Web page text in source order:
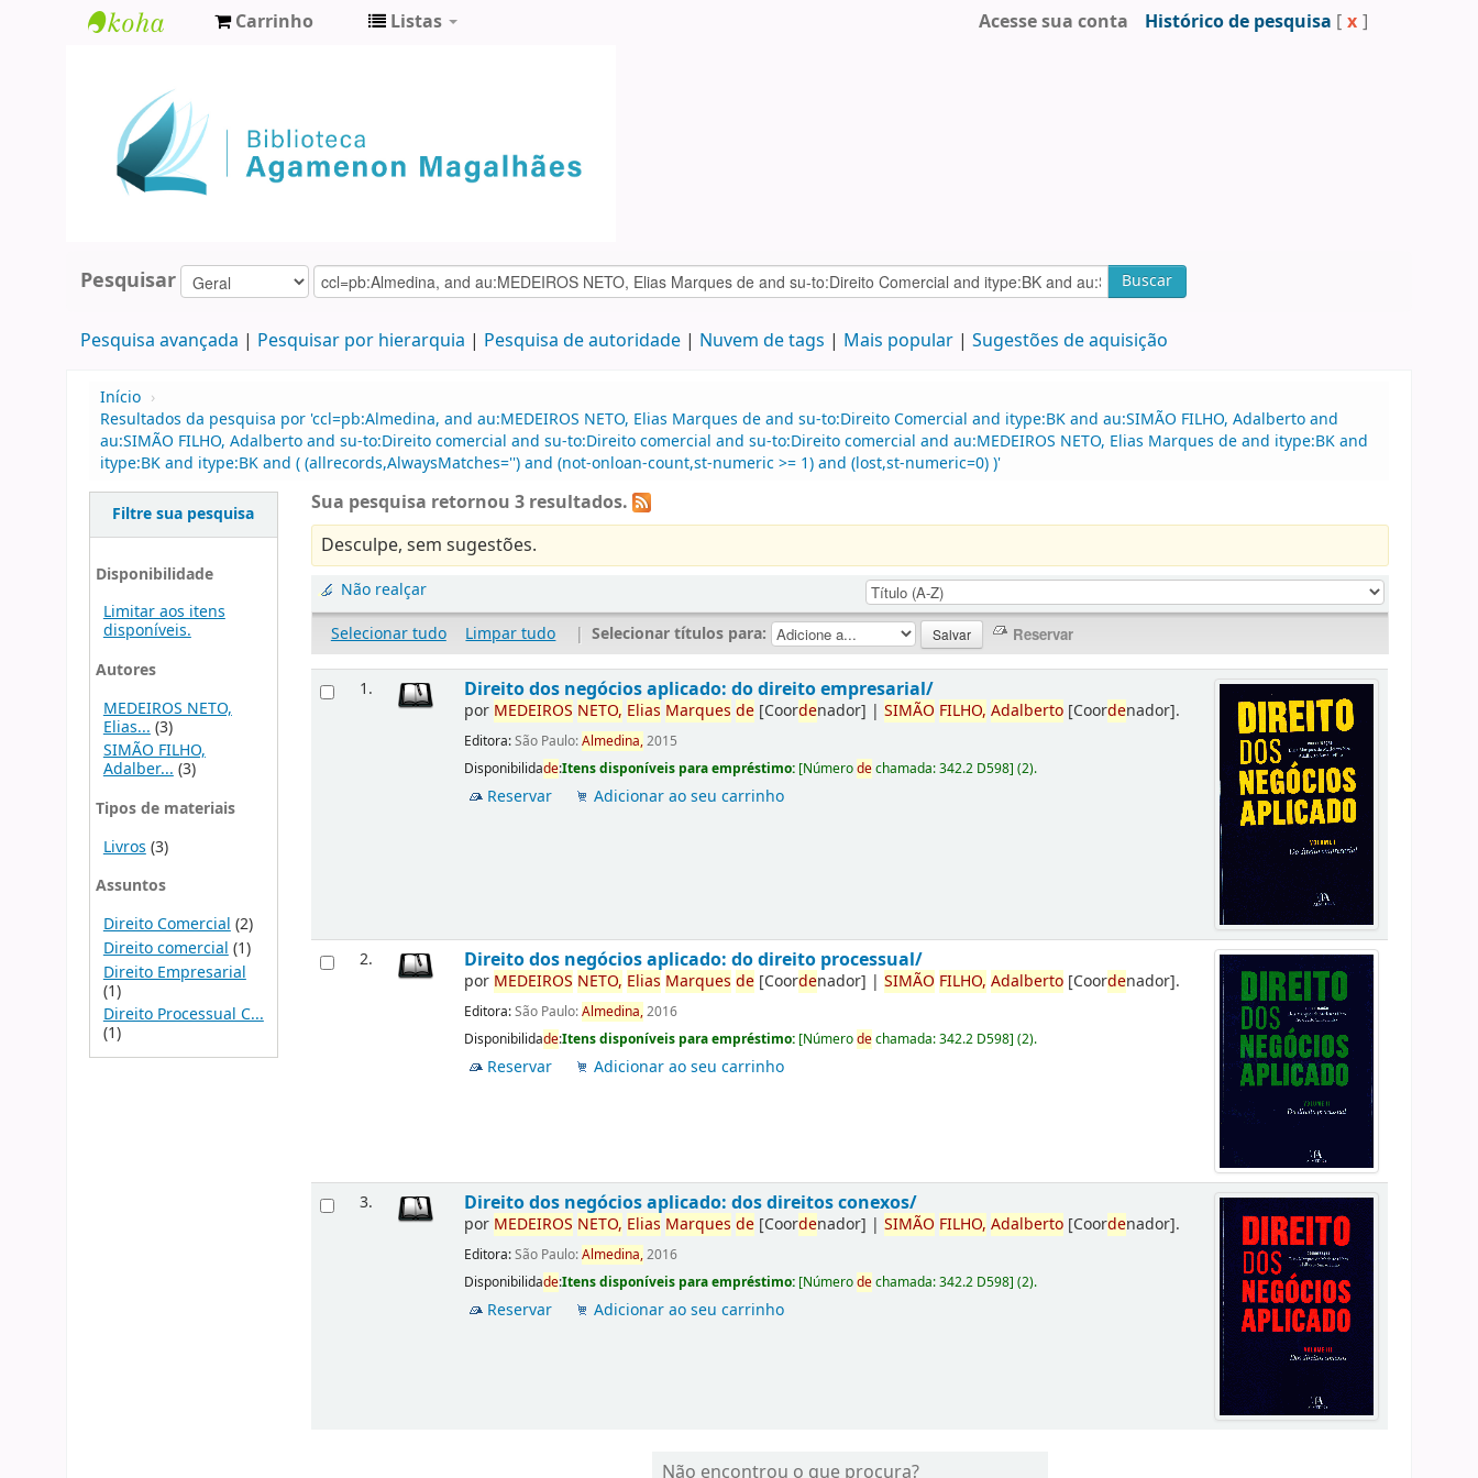
Agamenon
Magalhães
Carrinho Listas Acesse sua conta Histórico de pesquisa [ x ]
Pesquisar Buscar
Pesquisa avançada Pesquisar por hierarquia Pesquisa de autoridade Nuvem de tags Mais popular Sugestões de aquisição
Início ›
Resultados da pesquisa por 'ccl=pb:Almedina, and au:MEDEIROS NETO, Elias Marques de and su-to:Direito Comercial and itype:BK and au:SIMÃO FILHO, Adalberto and
au:SIMÃO FILHO, Adalberto and su-to:Direito comercial and su-to:Direito comercial and su-to:Direito comercial and au:MEDEIROS NETO, Elias Marques de and itype:BK and
itype:BK and itype:BK and ( (allrecords,AlwaysMatches='') and (not-onloan-count,st-numeric >= 1) and (lost,st-numeric=0) )'
Filtre sua pesquisa
Disponibilidade
Limitar aos itens
disponíveis.
Autores
MEDEIROS NETO,
Elias... (3)
SIMÃO FILHO,
Adalber...(3)
Tipos de materiais
Livros (3)
Assuntos
Direito Comercial (2)
Direito comercial (1)
Direito Empresarial
(1)
Direito Processual C...
(1)
Sua pesquisa retornou 3 resultados.
Desculpe, sem sugestões.
Não realçar
Selecionar tudo
Limpar tudo | Selecionar títulos para:
1. Direito dos negócios aplicado: do direito empresarial/
por MEDEIROS NETO, Elias Marques de [Coordenador] |SIMÃO FILHO, Adalberto [Coordenador].
Editora:São Paulo:Almedina,2015
Disponibilidade:Itens disponíveis para empréstimo: [Númerodechamada:342.2 D598](2).
Reservar Adicionar ao seu carrinho
2. Direito dos negócios aplicado: do direito processual/
por MEDEIROS NETO, Elias Marques de [Coordenador] |SIMÃO FILHO, Adalberto [Coordenador].
Editora:São Paulo:Almedina,2016
Disponibilidade:Itens disponíveis para empréstimo: [Númerodechamada:342.2 D598](2).
Reservar Adicionar ao seu carrinho
3. Direito dos negócios aplicado: dos direitos conexos/
por MEDEIROS NETO, Elias Marques de [Coordenador] |SIMÃO FILHO, Adalberto [Coordenador].
Editora:São Paulo:Almedina,2016
Disponibilidade:Itens disponíveis para empréstimo: [Númerodechamada:342.2 D598](2).
Reservar Adicionar ao seu carrinho